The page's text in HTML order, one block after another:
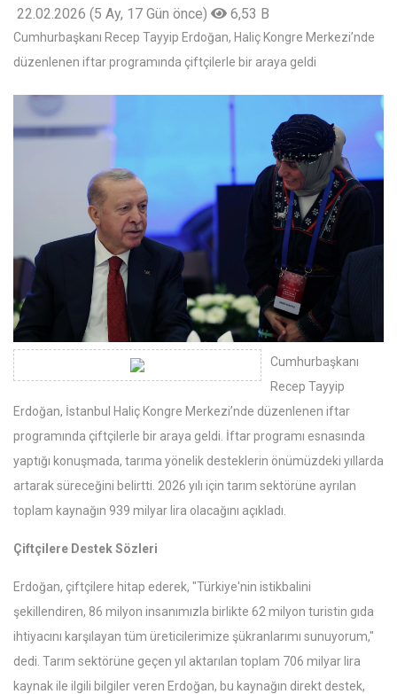
22.02.2026 (5 Ay, 17 Gün önce) 6,53 B
Cumhurbaşkanı Recep Tayyip Erdoğan, Haliç Kongre Merkezi’nde
düzenlenen iftar programında çiftçilerle bir araya geldi
Cumhurbaşkanı
Recep Tayyip
Erdoğan, İstanbul Haliç Kongre Merkezi’nde düzenlenen iftar
programında çiftçilerle bir araya geldi. İftar programı esnasında
yaptığı konuşmada, tarıma yönelik desteklerin önümüzdeki yıllarda
artarak süreceğini belirtti. 2026 yılı için tarım sektörüne ayrılan
toplam kaynağın 939 milyar lira olacağını açıkladı.
Çiftçilere Destek Sözleri
Erdoğan, çiftçilere hitap ederek, "Türkiye'nin istikbalini
şekillendiren, 86 milyon insanımızla birlikte 62 milyon turistin gıda
ihtiyacını karşılayan tüm üreticilerimize şükranlarımı sunuyorum,"
dedi. Tarım sektörüne geçen yıl aktarılan toplam 706 milyar lira
kaynak ile ilgili bilgiler veren Erdoğan, bu kaynağın direkt destek,